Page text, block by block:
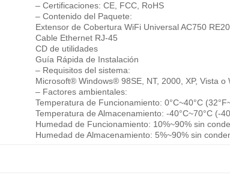
– Certificaciones: CE, FCC, RoHS
– Contenido del Paquete:
Extensor de Cobertura WiFi Universal AC750
Cable Ethernet RJ-45
CD de utilidades
Guía Rápida de Instalación
– Requisitos del sistema:
Microsoft® Windows® 98SE, NT, 2000, XP, Vista
– Factores ambientales:
Temperatura de Funcionamiento: 0°C~40°C
Temperatura de Almacenamiento: -40°C~70°C (-
Humedad de Funcionamiento: 10%~90% sin
Humedad de Almacenamiento: 5%~90% sin